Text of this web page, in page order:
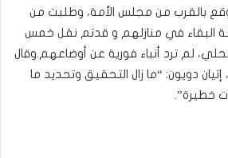
بالقرب من مجلس الأمة، وطلبت من
البقاء في منازلهم و قدتم نقل خمس
لم ترد أنباء فورية عن أوضاعهم.وقال
دويون: “ما زال التحقيق وتحديد ما
خطيرة”.